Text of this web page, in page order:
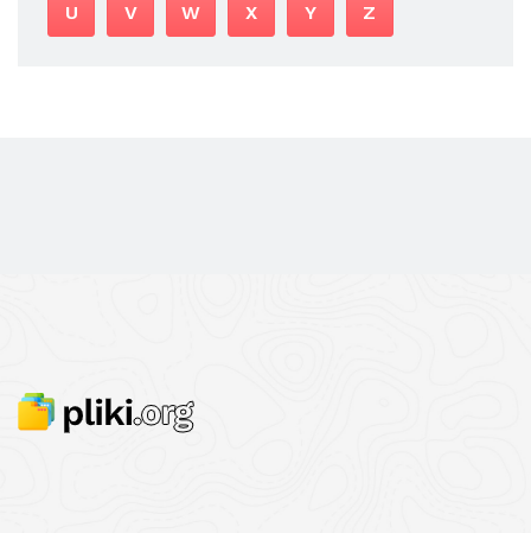
U V W X Y Z